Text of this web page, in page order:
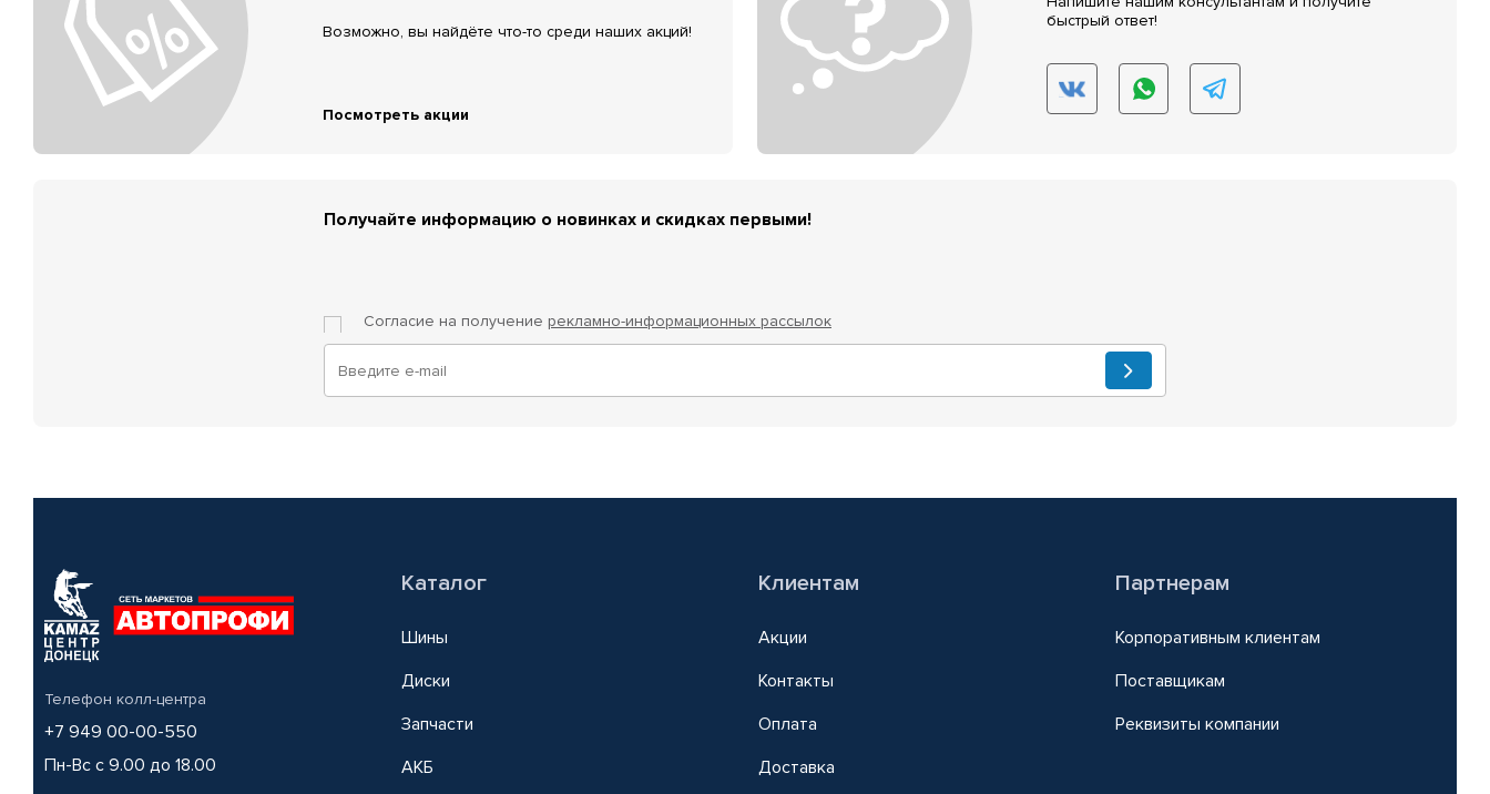
Возможно, вы найдёте что-то среди наших акций!
Посмотреть акции
быстрый ответ!
Получайте информацию о новинках и скидках первыми!
Согласие на получение рекламно-информационных рассылок
Телефон колл-центра
+7 949 00-00-550
Пн-Вс с 9.00 до 18.00
Каталог
Шины
Диски
Запчасти
АКБ
Клиентам
Акции
Контакты
Оплата
Доставка
Партнерам
Корпоративным клиентам
Поставщикам
Реквизиты компании